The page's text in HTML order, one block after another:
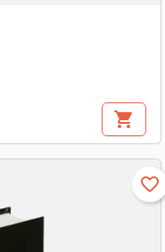
shopping_cart
favorite_border